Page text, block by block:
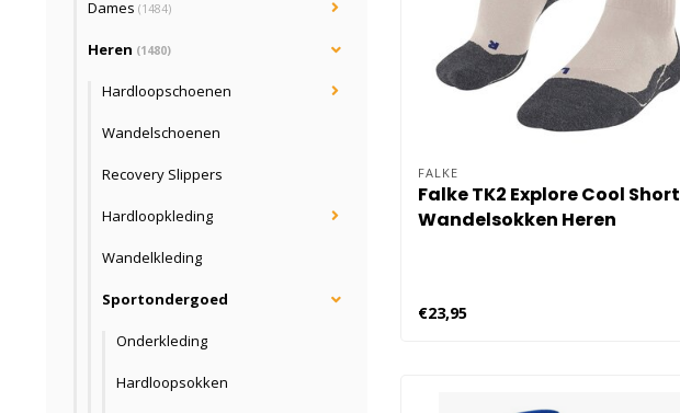
Dames (1484)
Heren (1480)
Hardloopschoenen
Wandelschoenen
Recovery Slippers
Hardloopkleding
Wandelkleding
Sportondergoed
Onderkleding
Hardloopsokken
FALKE
Falke TK2 Explore Cool Short
Wandelsokken Heren
€23,95